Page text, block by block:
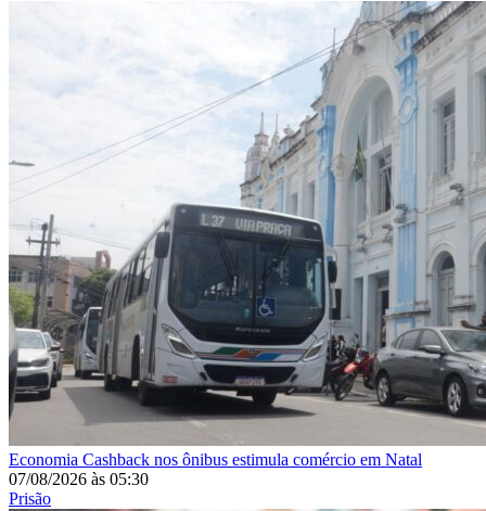
Economia Cashback nos ônibus estimula comércio em Natal
07/08/2026 às 05:30
Prisão